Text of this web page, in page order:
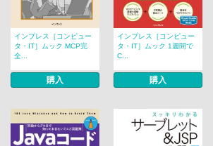
インプレス［コンピュー
タ・IT］ムック MCP完
全...
購入
インプレス［コンピュー
タ・IT］ムック 1週間で
C...
購入